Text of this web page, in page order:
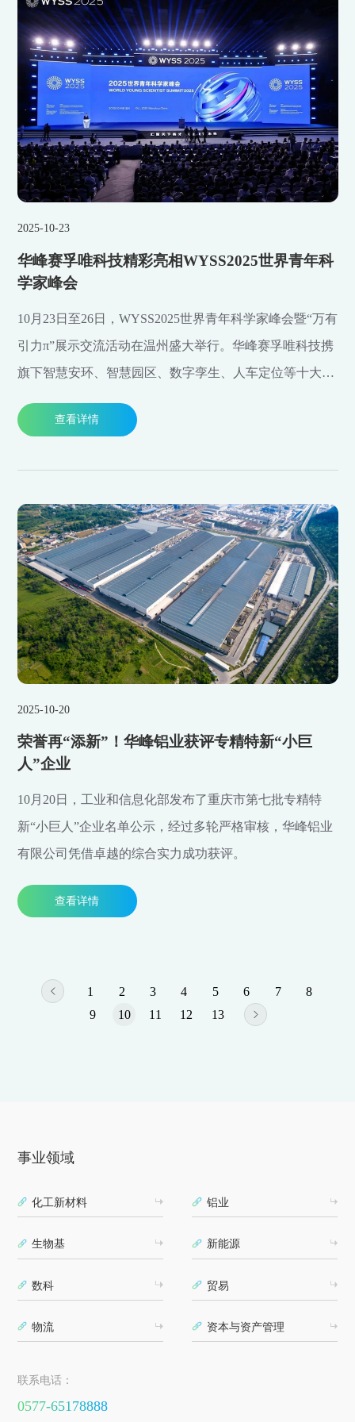
2025-10-23
华峰赛孚唯科技精彩亮相WYSS2025世界青年科
学家峰会
10月23日至26日，WYSS2025世界青年科学家峰会暨“万有
引力π”展示交流活动在温州盛大举行。华峰赛孚唯科技携
旗下智慧安环、智慧园区、数字孪生、人车定位等十大类
工厂/园区解决方案的创新实力。公司首席安全专家朱少正
查看详情
2025-10-20
荣誉再“添新”！华峰铝业获评专精特新“小巨
人”企业
10月20日，工业和信息化部发布了重庆市第七批专精特
新“小巨人”企业名单公示，经过多轮严格审核，华峰铝业
有限公司凭借卓越的综合实力成功获评。
查看详情
1 2 3 4 5 6 7
8
9
10 11 12 13
事业领域
化工新材料 铝业
生物基 新能源
数科 贸易
物流 资本与资产管理
联系电话：
0577-65178888